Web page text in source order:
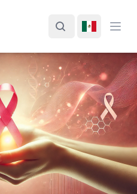
BuscarCambiar